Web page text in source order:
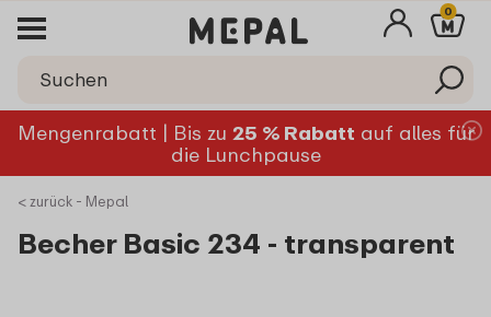
0
Mengenrabatt | Bis zu 25 % Rabatt auf alles für
die Lunchpause
< zurück - Mepal
Becher Basic 234 - transparent